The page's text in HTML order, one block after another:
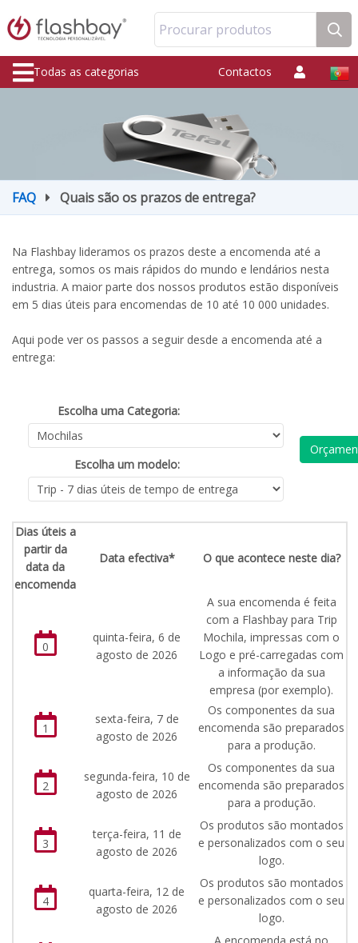
Procurar produtos
Todas as categorias Contactos
FAQ Quais são os prazos de entrega?
Na Flashbay lideramos os prazos deste a encomenda até a
entrega, somos os mais rápidos do mundo e lendários nesta
industria. A maior parte dos nossos produtos estão disponíveis
em 5 dias úteis para encomendas de 10 até 10 000 unidades.
Aqui pode ver os passos a seguir desde a encomenda até a
entrega:
Escolha uma Categoria:
Escolha um modelo:
Dias úteis a
partir da
data da
encomenda
Data efectiva* O que acontece neste dia?
0
quinta-feira, 6 de
agosto de 2026
A sua encomenda é feita
com a Flashbay para Trip
Mochila, impressas com o
Logo e pré-carregadas com
a informação da sua
empresa (por exemplo).
1
sexta-feira, 7 de
agosto de 2026
Os componentes da sua
encomenda são preparados
para a produção.
2
segunda-feira, 10 de
agosto de 2026
Os componentes da sua
encomenda são preparados
para a produção.
3
terça-feira, 11 de
agosto de 2026
Os produtos são montados
e personalizados com o seu
logo.
4
quarta-feira, 12 de
agosto de 2026
Os produtos são montados
e personalizados com o seu
logo.